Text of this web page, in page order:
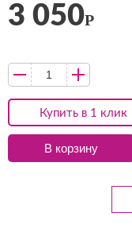
Купить в 1 клик
3 050Р
В корзину